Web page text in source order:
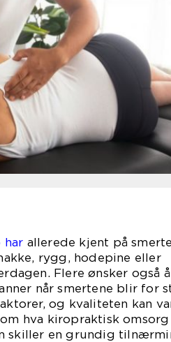
har allerede kjent på
rygg, hodepine eller
Flere ønsker også
når smertene blir for
og kvaliteten kan
hva kiropraktisk
skiller en grundig